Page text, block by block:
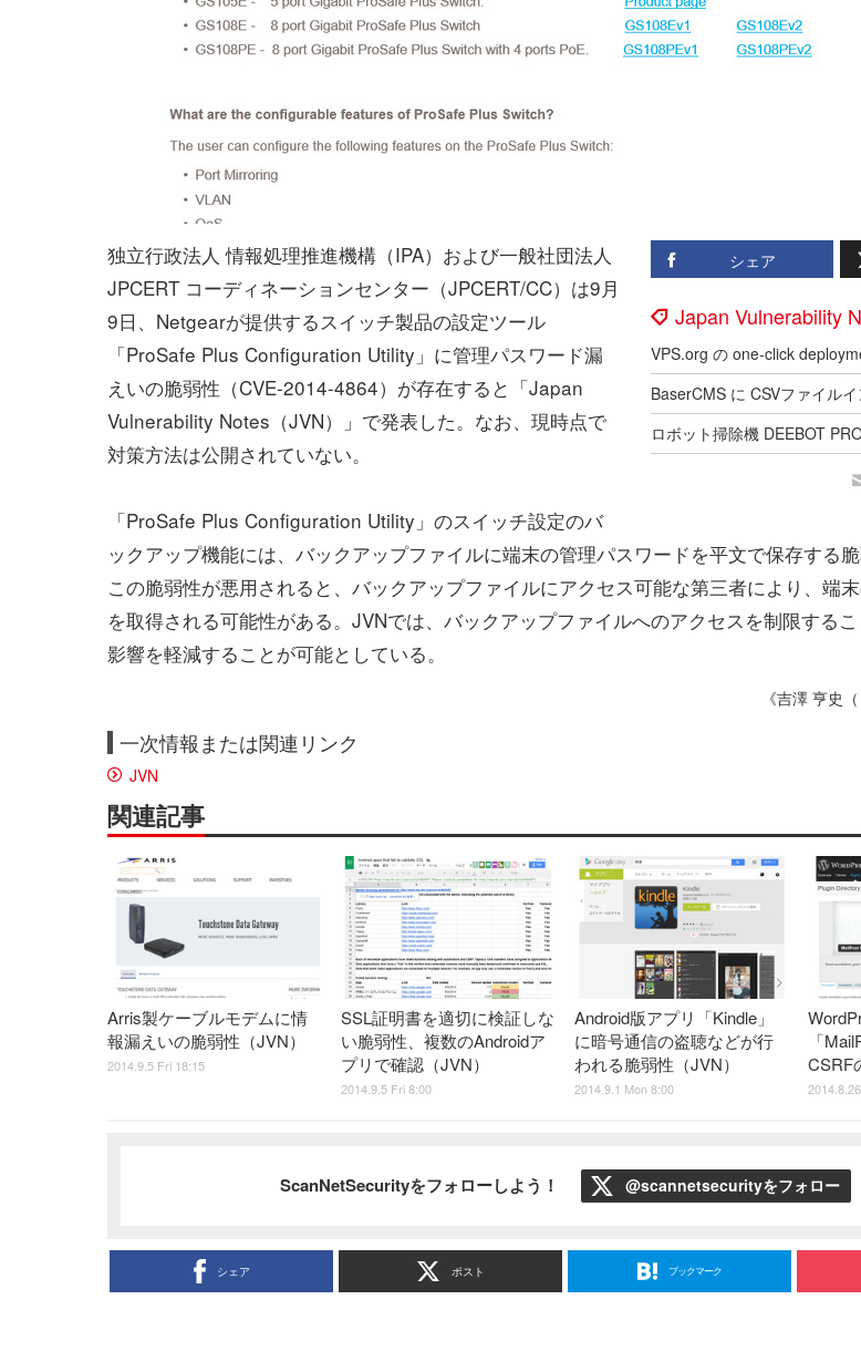
シェア
Japan Vulnerability
独立行政法人 情報処理推進機構（IPA）および一般社団法人
JPCERT コーディネーションセンター（JPCERT/CC）は9月
9日、Netgearが提供するスイッチ製品の設定ツール
「ProSafe Plus Configuration Utility」に管理パスワード漏
えいの脆弱性（CVE-2014-4864）が存在すると「Japan
Vulnerability Notes（JVN）」で発表した。なお、現時点で
対策方法は公開されていない。
「ProSafe Plus Configuration Utility」のスイッチ設定のバ
ックアップ機能には、バックアップファイルに端末の管理パスワードを平文で保存する脆
この脆弱性が悪用されると、バックアップファイルにアクセス可能な第三者により、端
を取得される可能性がある。JVNでは、バックアップファイルへのアクセスを制限する
影響を軽減することが可能としている。
《吉澤 亨史
一次情報または関連リンク
JVN
関連記事
Arris製ケーブルモデムに情
報漏えいの脆弱性（JVN）
2014.9.5 Fri 18:15
SSL証明書を適切に検証しな
い脆弱性、複数のAndroidア
プリで確認（JVN）
2014.9.5 Fri 8:00
Android版アプリ「Kindle」
に暗号通信の盗聴などが行
われる脆弱性（JVN）
2014.9.1 Mon 8:00
「
CSRF
ScanNetSecurityをフォローしよう！ @scannetsecurityをフォロー
シェア ポスト ブックマーク